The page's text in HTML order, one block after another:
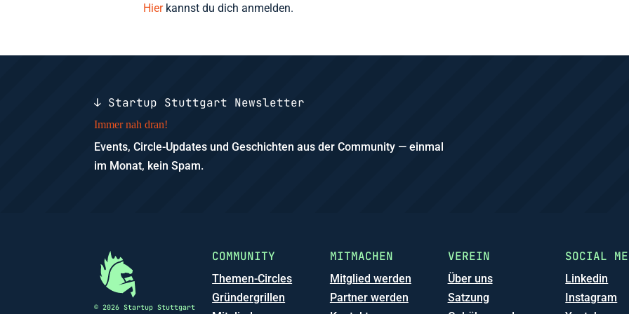
Hierkannst du dich anmelden.
↓ Startup Stuttgart Newsletter
Immer nah dran!
Events, Circle-Updates und Geschichten aus der Community — einmal
im Monat, kein Spam.
© 2026 Startup Stuttgart
COMMUNITY
Themen-Circles
Gründergrillen
MITMACHEN
Mitglied werden
Partner werden
VEREIN
Über uns
Satzung
SOCIAL
Linkedin
Instagram